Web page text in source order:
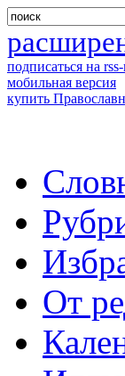
подписаться на
мобильная версия
купить
От